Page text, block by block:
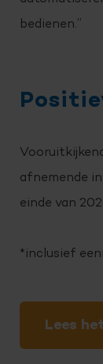
bedienen.”
afnemende
einde van
*inclusief
Lees